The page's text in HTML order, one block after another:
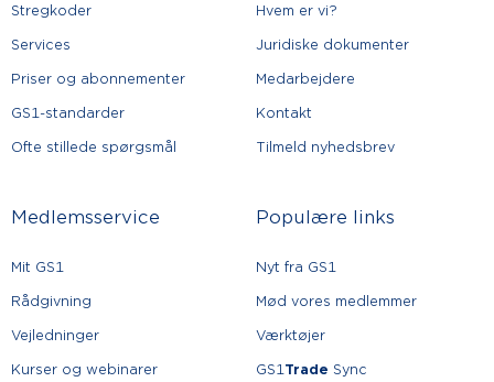
Stregkoder
Services
Priser og abonnementer
GS1-standarder
Ofte stillede spørgsmål
Hvem er vi?
Juridiske dokumenter
Medarbejdere
Kontakt
Tilmeld nyhedsbrev
Medlemsservice
Mit GS1
Rådgivning
Vejledninger
Kurser og webinarer
Populære links
Nyt fra GS1
Mød vores medlemmer
Værktøjer
GS1 Trade Sync